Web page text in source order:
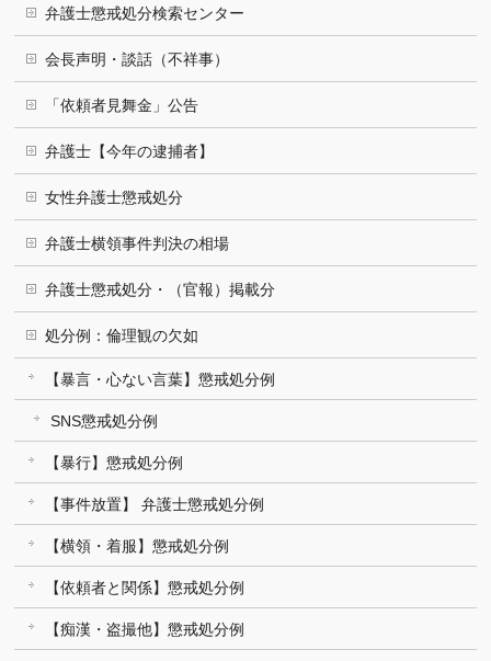
弁護士懲戒処分検索センター
会長声明・談話（不祥事）
「依頼者見舞金」公告
弁護士【今年の逮捕者】
女性弁護士懲戒処分
弁護士横領事件判決の相場
弁護士懲戒処分・（官報）掲載分
処分例：倫理観の欠如
【暴言・心ない言葉】懲戒処分例
SNS懲戒処分例
【暴行】懲戒処分例
【事件放置】 弁護士懲戒処分例
【横領・着服】懲戒処分例
【依頼者と関係】懲戒処分例
【痴漢・盗撮他】懲戒処分例